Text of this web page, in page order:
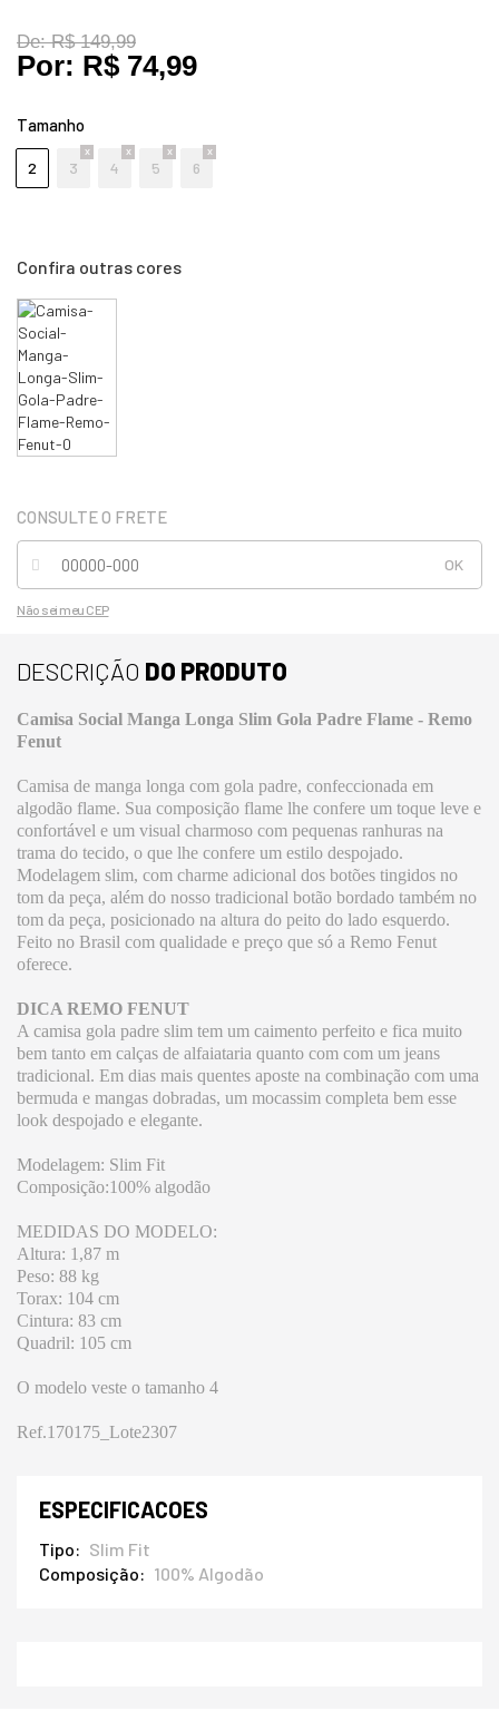
De:R$ 149,99
Por: R$ 74,99
Tamanho
2 3 4 5 6
Não sei meu CEP
DESCRIÇÃO DO PRODUTO
Camisa Social Manga Longa Slim Gola Padre Flame - Remo
Fenut
Camisa de manga longa com gola padre, confeccionada em
algodão flame. Sua composição flame lhe confere um toque leve e
confortável e um visual charmoso com pequenas ranhuras na
trama do tecido, o que lhe confere um estilo despojado.
Modelagem slim, com charme adicional dos botões tingidos no
tom da peça, além do nosso tradicional botão bordado também no
tom da peça, posicionado na altura do peito do lado esquerdo.
Feito no Brasil com qualidade e preço que só a Remo Fenut
oferece.
DICA REMO FENUT
A camisa gola padre slim tem um caimento perfeito e fica muito
bem tanto em calças de alfaiataria quanto com com um jeans
tradicional. Em dias mais quentes aposte na combinação com uma
bermuda e mangas dobradas, um mocassim completa bem esse
look despojado e elegante.
Modelagem: Slim Fit
Composição:100% algodão
MEDIDAS DO MODELO:
Altura: 1,87 m
Peso: 88 kg
Torax: 104 cm
Cintura: 83 cm
Quadril: 105 cm
O modelo veste o tamanho 4
Ref.170175_Lote2307
ESPECIFICACOES
Tipo
Slim Fit
Composição
100% Algodão